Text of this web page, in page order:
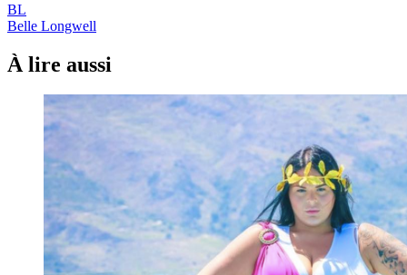
BL
Belle Longwell
À lire aussi